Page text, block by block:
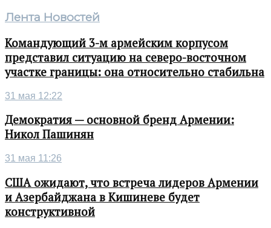
Лента Новостей
Командующий 3-м армейским корпусом
представил ситуацию на северо-восточном
участке границы: она относительно стабильна
31 мая 12:22
Демократия — основной бренд Армении:
Никол Пашинян
31 мая 11:26
США ожидают, что встреча лидеров Армении
и Азербайджана в Кишиневе будет
конструктивной